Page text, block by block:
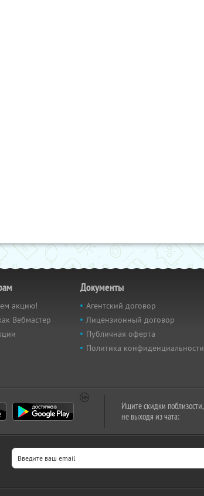
акцию!
Вебмастер
Документы
Агентский договор
Лицензионный договор
Публичная оферта
Политика конфиденциальности
Ищите скидки поблизости,
не выходя из чата: